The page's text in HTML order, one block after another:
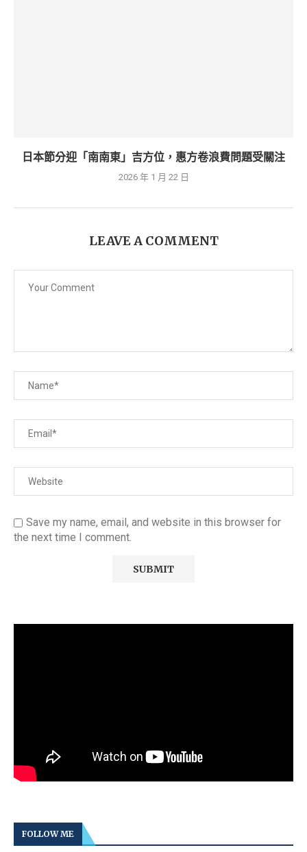
日本節分迎「南南東」吉方位，惠方卷浪費問題受關注
2026 年 1 月 22 日
LEAVE A COMMENT
Save my name, email, and website in this browser for
the next time I comment.
FOLLOW ME